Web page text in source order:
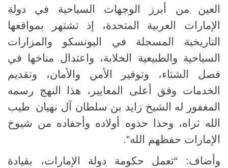
العين من أبرز الوجهات السياحية في دولة
الإمارات العربية المتحدة، إذ تشتهر بمواقعها
التاريخية المسجلة في اليونسكو والمزارات
السياحية والطبيعية الخلابة، واعتدال مناخها في
فصل الشتاء، وتوفير الأمن والأمان، وتقديم
الخدمات وفق أعلى المعايير، هذا النهج رسمه
المغفور له الشيخ زايد بن سلطان آل نهيان طيب
الله ثراه، وحذا حذوه أولاده وأحفاده من شيوخ
الإمارات حفظهم الله.”
وأضاف: “تعمل حكومة دولة الإمارات، بقيادة